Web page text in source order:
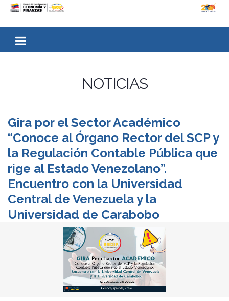
NOTICIAS
Gira por el Sector Académico
“Conoce al Órgano Rector del SCP y
la Regulación Contable Pública que
rige al Estado Venezolano”.
Encuentro con la Universidad
Central de Venezuela y la
Universidad de Carabobo